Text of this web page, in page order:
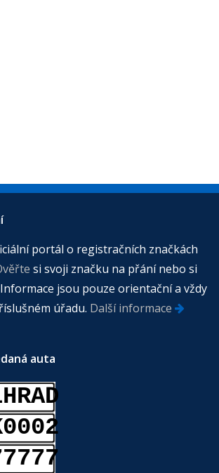
portál o registračních značkách
si svoji značku na přání nebo si
jsou pouze orientační a vždy
úřadu. Další informace
auta